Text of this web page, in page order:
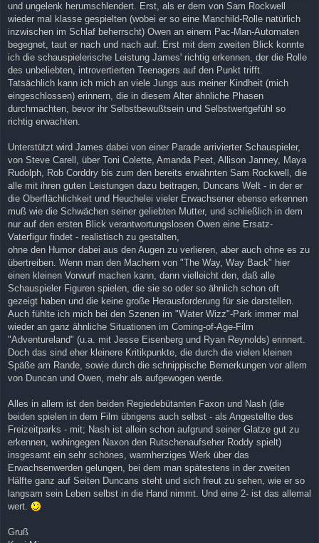
und ungelenk herumschlendert. Erst, als er dem von Sam Rockwell
wieder mal klasse gespielten (wobei er so eine Manchild-Rolle natürlich
inzwischen im Schlaf beherrscht) Owen an einem Pac-Man-Automaten
begegnet, taut er nach und nach auf. Erst mit dem zweiten Blick konnte
ich die schauspielerische Leistung James' richtig erkennen, der die Rolle
des unbeliebten, introvertierten Teenagers auf den Punkt trifft.
Tatsächlich kann ich mich an viele Jungs aus meiner Kindheit (mich
eingeschlossen) erinnern, die in diesem Alter ähnliche Phasen
durchmachten, bevor ihr Selbstbewußtsein und Selbstwertgefühl so
richtig erwachten.
Unterstützt wird James dabei von einer Parade arrivierter Schauspieler,
von Steve Carell, über Toni Colette, Amanda Peet, Allison Janney, Maya
Rudolph, Rob Corddry bis zum den bereits erwähnten Sam Rockwell, die
alle mit ihren guten Leistungen dazu beitragen, Duncans Welt - in der er
die Oberflächlichkeit und Heuchelei vieler Erwachsener ebenso erkennen
muß wie die Schwächen seiner geliebten Mutter, und schließlich in dem
nur auf den ersten Blick verantwortungslosen Owen eine Ersatz-
Vaterfigur findet - realistisch zu gestalten,
ohne den Humor dabei aus den Augen zu verlieren, aber auch ohne es zu
übertreiben. Wenn man den Machern von "The Way, Way Back" hier
einen kleinen Vorwurf machen kann, dann vielleicht den, daß alle
Schauspieler Figuren spielen, die sie so oder so ähnlich schon oft
gezeigt haben und die keine große Herausforderung für sie darstellen.
Auch fühlte ich mich bei den Szenen im "Water Wizz"-Park immer mal
wieder an ganz ähnliche Situationen im Coming-of-Age-Film
"Adventureland" (u.a. mit Jesse Eisenberg und Ryan Reynolds) erinnert.
Doch das sind eher kleinere Kritikpunkte, die durch die vielen kleinen
Späße am Rande, sowie durch die schnippische Bemerkungen vor allem
von Duncan und Owen, mehr als aufgewogen werde.
Alles in allem ist den beiden Regiedebütanten Faxon und Nash (die
beiden spielen in dem Film übrigens auch selbst - als Angestellte des
Freizeitparks - mit; Nash ist allein schon aufgrund seiner Glatze gut zu
erkennen, wohingegen Naxon den Rutschenaufseher Roddy spielt)
insgesamt ein sehr schönes, warmherziges Werk über das
Erwachsenwerden gelungen, bei dem man spätestens in der zweiten
Hälfte ganz auf Seiten Duncans steht und sich freut zu sehen, wie er so
langsam sein Leben selbst in die Hand nimmt. Und eine 2- ist das allemal
wert.
Gruß